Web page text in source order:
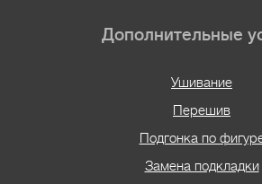
Дополнительные
Ушивание
Перешив
Подгонка по
Замена подкладки